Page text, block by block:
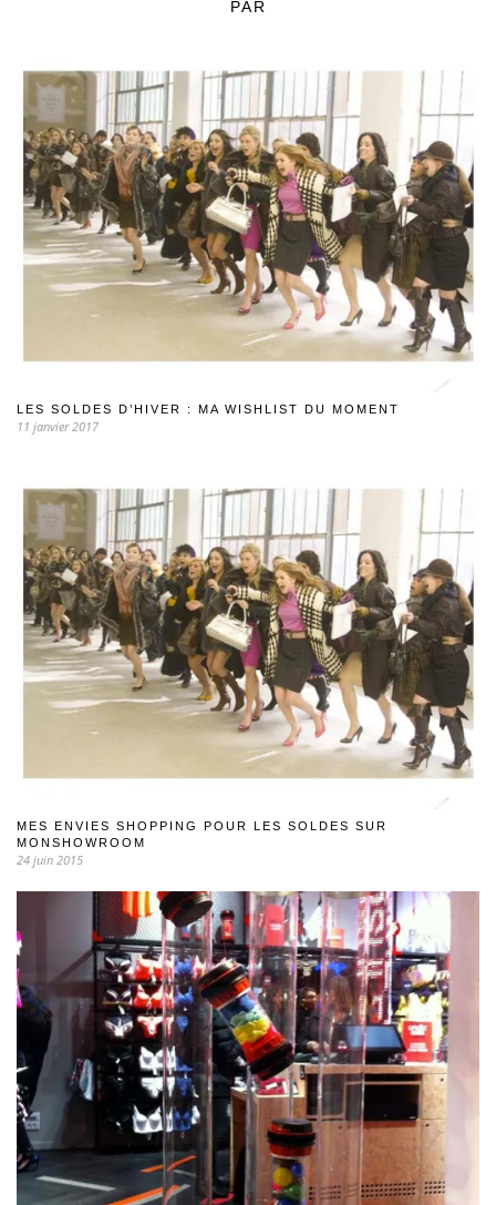
PAR
LES SOLDES D’HIVER : MA WISHLIST DU MOMENT
11 janvier 2017
MES ENVIES SHOPPING POUR LES SOLDES SUR
MONSHOWROOM
24 juin 2015